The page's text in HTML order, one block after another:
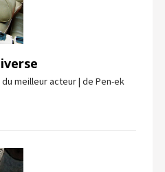
du meilleur acteur | de Pen-ek